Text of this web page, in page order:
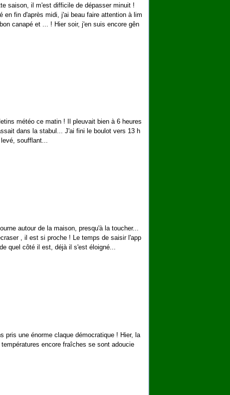
saison, il m'est difficile de dépasser minuit !
en fin d'après midi, j'ai beau faire attention à lim
canapé et ... ! Hier soir, j'en suis encore gên
météo ce matin ! Il pleuvait bien à 6 heures
dans la stabul... J'ai fini le boulot vers 13 h
soufflant...
autour de la maison, presqu'à la toucher...
, il est si proche ! Le temps de saisir l'app
quel côté il est, déjà il s'est éloigné...
pris une énorme claque démocratique ! Hier, la
encore fraîches se sont adoucie